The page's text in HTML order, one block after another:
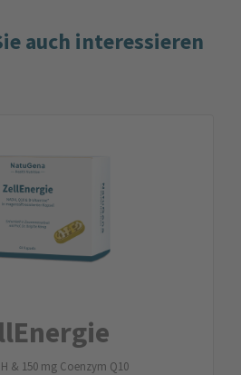
auch interessieren
& 150 mg Coenzym Q10